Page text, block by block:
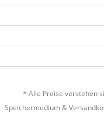
* Alle Preise verstehen
Speichermedium &